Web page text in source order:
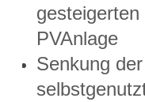
PVAnlage
Senkung